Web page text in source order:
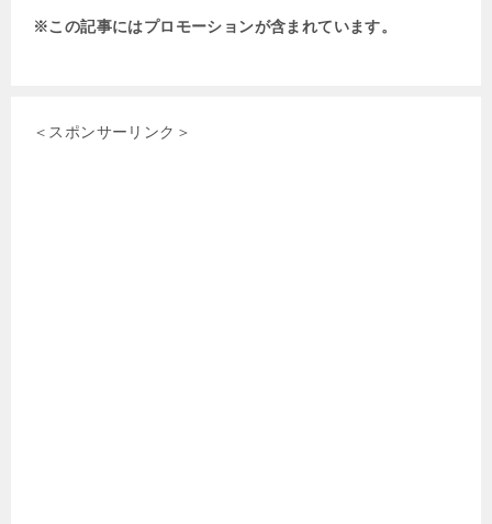
※この記事にはプロモーションが含まれています。
＜スポンサーリンク＞